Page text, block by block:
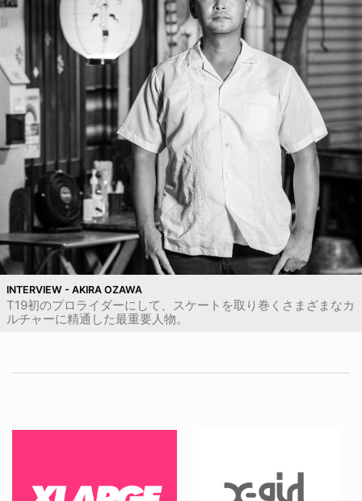
INTERVIEW - AKIRA OZAWA
T19初のプロライダーにして、スケートを取り巻くさまざまなカ
ルチャーに精通した最重要人物。